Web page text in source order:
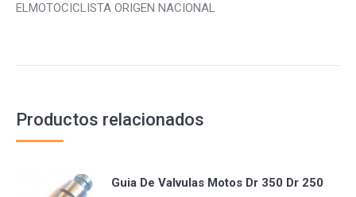
ELMOTOCICLISTA ORIGEN NACIONAL
Productos relacionados
Guia De Valvulas Motos Dr 350 Dr 250